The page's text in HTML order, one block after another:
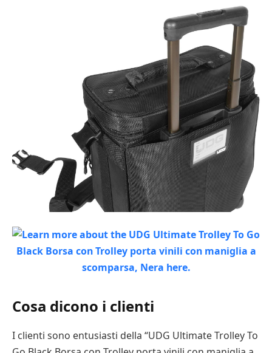
Cosa dicono i clienti
I clienti sono entusiasti della “UDG Ultimate Trolley To